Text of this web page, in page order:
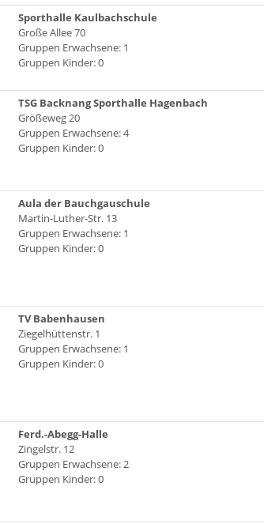
Sporthalle Kaulbachschule
Große Allee 70
Gruppen Erwachsene: 1
Gruppen Kinder: 0
TSG Backnang Sporthalle Hagenbach
Größeweg 20
Gruppen Erwachsene: 4
Gruppen Kinder: 0
Aula der Bauchgauschule
Martin-Luther-Str. 13
Gruppen Erwachsene: 1
Gruppen Kinder: 0
TV Babenhausen
Ziegelhüttenstr. 1
Gruppen Erwachsene: 1
Gruppen Kinder: 0
Ferd.-Abegg-Halle
Zingelstr. 12
Gruppen Erwachsene: 2
Gruppen Kinder: 0